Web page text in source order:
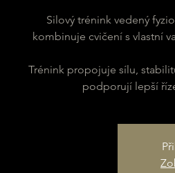
Silový trénink vedený
kombinuje cvičení s vlastní
Trénink propojuje sílu,
podporují lepší